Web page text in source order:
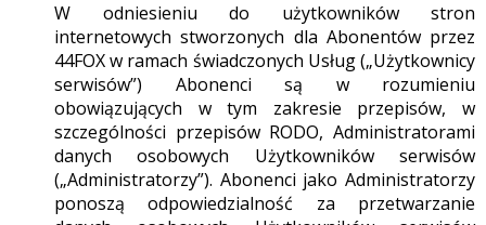
W odniesieniu do użytkowników stron
internetowych stworzonych dla Abonentów przez
44FOX w ramach świadczonych Usług („Użytkownicy
serwisów”) Abonenci są w rozumieniu
obowiązujących w tym zakresie przepisów, w
szczególności przepisów RODO, Administratorami
danych osobowych Użytkowników serwisów
(„Administratorzy”). Abonenci jako Administratorzy
ponoszą odpowiedzialność za przetwarzanie